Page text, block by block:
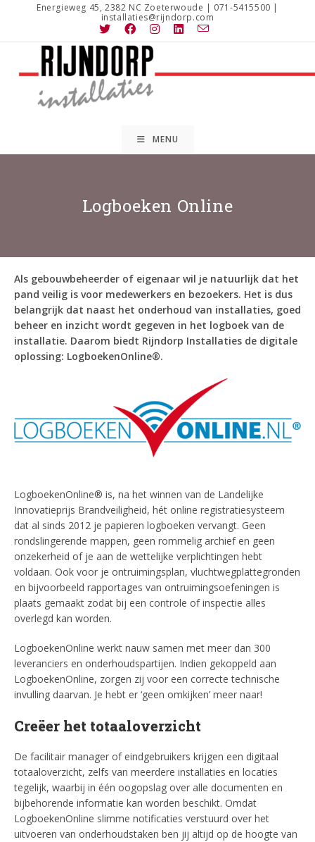
Energieweg 45, 2382 NC Zoeterwoude | 071-5415500 |
installaties@rijndorp.com
MENU
Logboeken Online
Als gebouwbeheerder of eigenaar wil je natuurlijk dat het
pand veilig is voor medewerkers en bezoekers. Het is dus
belangrijk dat naast het onderhoud van installaties, goed
beheer en inzicht wordt gegeven in het logboek van de
installatie. Daarom biedt Rijndorp Installaties de digitale
oplossing: LogboekenOnline®.
LogboekenOnline® is, na het winnen van de Landelijke
Innovatieprijs Brandveiligheid, hét online registratiesysteem
dat al sinds 2012 je papieren logboeken vervangt. Geen
rondslingerende mappen, geen rommelig archief en geen
onzekerheid of je aan de wettelijke verplichtingen hebt
voldaan. Ook voor je ontruimingsplan, vluchtwegplattegronden
en bijvoorbeeld rapportages van ontruimingsoefeningen is
plaats gemaakt zodat bij een controle of inspectie alles
overlegd kan worden.
LogboekenOnline werkt nauw samen met meer dan 300
leveranciers en onderhoudspartijen. Indien gekoppeld aan
LogboekenOnline, zorgen zij voor een correcte technische
invulling daarvan. Je hebt er ‘geen omkijken’ meer naar!
Creëer het totaaloverzicht
De facilitair manager of eindgebruikers krijgen een digitaal
totaaloverzicht, zelfs van meerdere installaties en locaties
tegelijk, waarbij in één oogopslag over alle documenten en
bijbehorende informatie kan worden beschikt. Omdat
LogboekenOnline slimme notificaties verstuurd over het
uitvoeren van onderhoudstaken ben jij altijd op de hoogte van